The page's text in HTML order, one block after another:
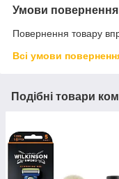
Умови повернення
Повернення товару
Всі умови
Подібні товари